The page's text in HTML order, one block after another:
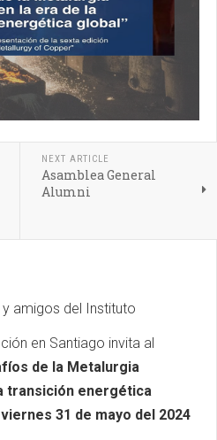
NEXT ARTICLE
Asamblea General
Alumni
amigos del Instituto
en Santiago invita al
de la Metalurgia
transición energética
viernes 31 de mayo del 2024